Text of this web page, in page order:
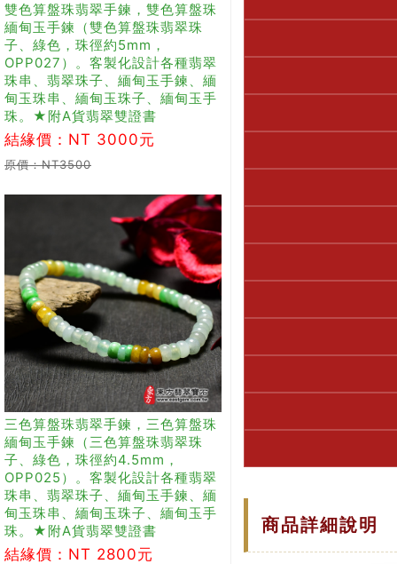
雙色算盤珠翡翠手鍊，雙色算盤珠
緬甸玉手鍊（雙色算盤珠翡翠珠
子、綠色，珠徑約5mm，
OPP027）。客製化設計各種翡翠
珠串、翡翠珠子、緬甸玉手鍊、緬
甸玉珠串、緬甸玉珠子、緬甸玉手
珠。★附A貨翡翠雙證書
結緣價：NT 3000元
原價：NT3500
三色算盤珠翡翠手鍊，三色算盤珠
緬甸玉手鍊（三色算盤珠翡翠珠
子、綠色，珠徑約4.5mm，
OPP025）。客製化設計各種翡翠
珠串、翡翠珠子、緬甸玉手鍊、緬
甸玉珠串、緬甸玉珠子、緬甸玉手
珠。★附A貨翡翠雙證書
結緣價：NT 2800元
商品詳細說明